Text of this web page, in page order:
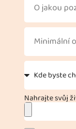
Nahrajte svůj